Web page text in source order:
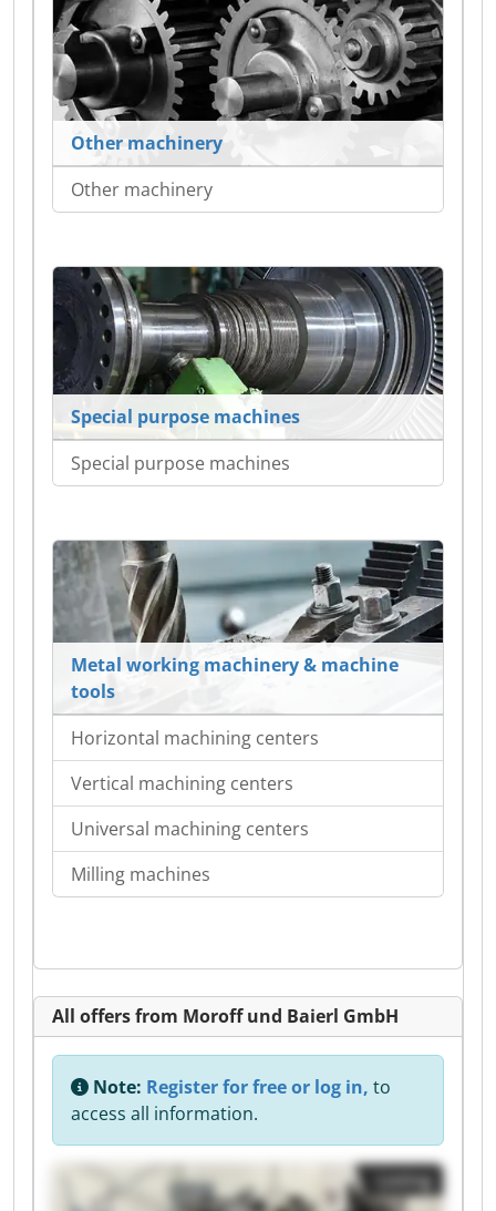
Other machinery
Other machinery
Special purpose machines
Special purpose machines
Metal working machinery & machine
tools
Horizontal machining centers
Vertical machining centers
Universal machining centers
Milling machines
All offers from Moroff und Baierl GmbH
Note: Register for free or log in, to
access all information.
Listing